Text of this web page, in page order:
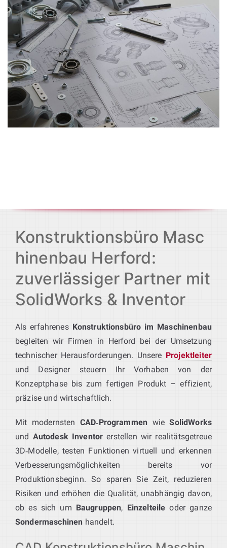
Konstruktionsbüro Masc
hinenbau Herford:
zuverlässiger Partner mit
SolidWorks & Inventor
Als erfahrenes Konstruktionsbüro im Maschinenbau
begleiten wir Firmen in Herford bei der Umsetzung
technischer Herausforderungen. Unsere Projektleiter
und Designer steuern Ihr Vorhaben von der
Konzeptphase bis zum fertigen Produkt – effizient,
präzise und wirtschaftlich.
Mit modernsten CAD‑Programmen wieSolidWorks
und Autodesk Inventor erstellen wir realitätsgetreue
3D‑Modelle, testen Funktionen virtuell und erkennen
Verbesserungsmöglichkeiten bereits vor
Produktionsbeginn. So sparen Sie Zeit, reduzieren
Risiken und erhöhen die Qualität, unabhängig davon,
ob es sich um Baugruppen, Einzelteile oder ganze
Sondermaschinen handelt.